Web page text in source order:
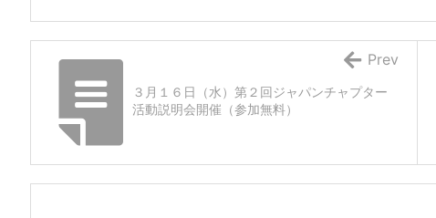
３月１６日（水）第２回ジャパンチャプター
活動説明会開催（参加無料）
Prev